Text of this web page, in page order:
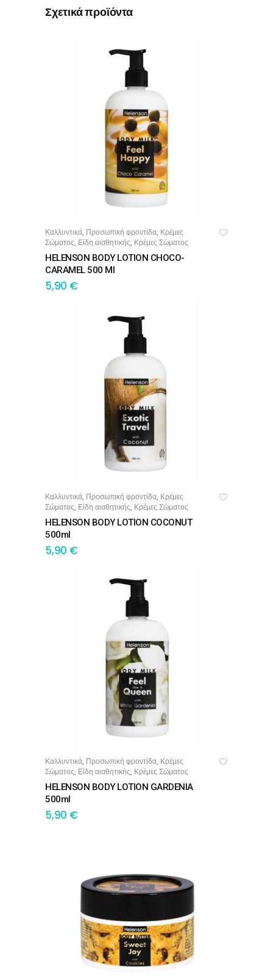
Σχετικά προϊόντα
ΠΡΟΣΘΉΚΗ ΣΤΟ ΚΑΛΆΘΙ
Καλλυντικά, Προσωπική φροντίδα, Κρέμες
Σώματος, Είδη αισθητικής, Κρέμες Σώματος
HELENSON BODY LOTION CHOCO-
CARAMEL 500 Ml
5,90 €
ΠΡΟΣΘΉΚΗ ΣΤΟ ΚΑΛΆΘΙ
Καλλυντικά, Προσωπική φροντίδα, Κρέμες
Σώματος, Είδη αισθητικής, Κρέμες Σώματος
HELENSON BODY LOTION COCONUT
500ml
5,90 €
ΠΡΟΣΘΉΚΗ ΣΤΟ ΚΑΛΆΘΙ
Καλλυντικά, Προσωπική φροντίδα, Κρέμες
Σώματος, Είδη αισθητικής, Κρέμες Σώματος
HELENSON BODY LOTION GARDENIA
500ml
5,90 €